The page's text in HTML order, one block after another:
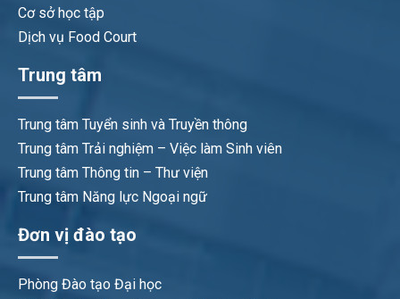
Cơ sở học tập
Dịch vụ Food Court
Trung tâm
Trung tâm Tuyển sinh và Truyền thông
Trung tâm Trải nghiệm – Việc làm Sinh viên
Trung tâm Thông tin – Thư viện
Trung tâm Năng lực Ngoại ngữ
Đơn vị đào tạo
Phòng Đào tạo Đại học